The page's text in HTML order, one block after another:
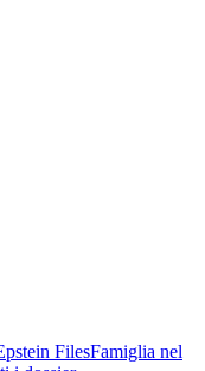
FilesFamiglia nel